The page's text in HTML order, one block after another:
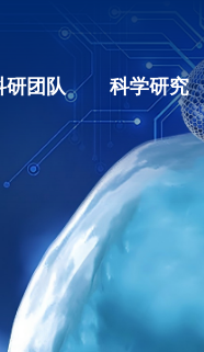
研团队 科学研究